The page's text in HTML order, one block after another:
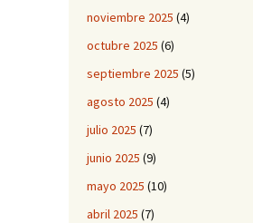
noviembre 2025 (4)
octubre 2025 (6)
septiembre 2025 (5)
agosto 2025 (4)
julio 2025 (7)
junio 2025 (9)
mayo 2025 (10)
abril 2025 (7)